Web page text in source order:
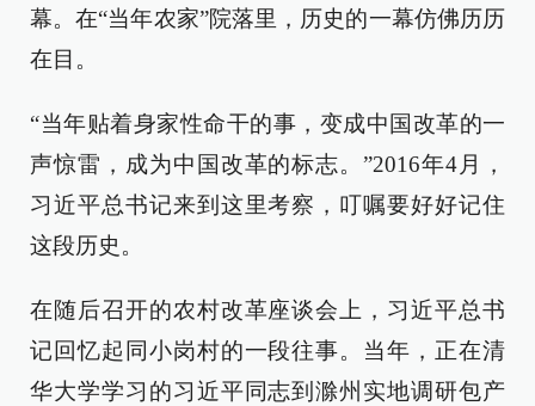
幕。在“当年农家”院落里，历史的一幕仿佛历历
在目。
“当年贴着身家性命干的事，变成中国改革的一
声惊雷，成为中国改革的标志。”2016年4月，
习近平总书记来到这里考察，叮嘱要好好记住
这段历史。
在随后召开的农村改革座谈会上，习近平总书
记回忆起同小岗村的一段往事。当年，正在清
华大学学习的习近平同志到滁州实地调研包产